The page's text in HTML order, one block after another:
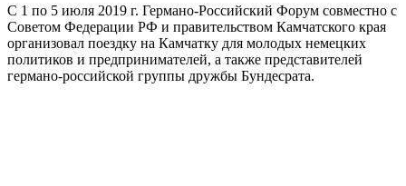
С 1 по 5 июля 2019 г. Германо-Российский Форум совместно с
Советом Федерации РФ и правительством Камчатского края
организовал поездку на Камчатку для молодых немецких
политиков и предпринимателей, а также представителей
германо-российской группы дружбы Бундесрата.